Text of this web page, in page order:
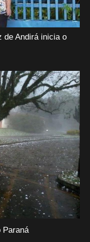
de Andirá inicia o
Paraná